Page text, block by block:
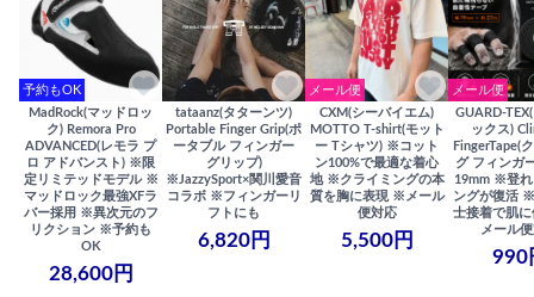
予約もOK
MadRock(マッドロッ
ク) Remora Pro
ADVANCED(レモラ プ
ロ アドバンスト) ※限
定リミテッドモデル ※
マッドロック最強XFラ
バー採用 ※異次元のフ
リクション ※予約も
OK
28,600円
tataanz(タターンツ)
Portable Finger Grip(ポ
ータブル フィンガー
グリップ)
※JazzySport×関川愛音
コラボ ※フィンガーリ
フトにも
6,820円
メール便
CXM(シーバイエム)
MOTTO T-shirt(モット
ー Tシャツ) ※コット
ン100%で最適な着心
地 ※クライミングの本
質を胸に表現 ※メール
便対応
5,500円
メール便
GUARD-
ックス)
FingerTape(
グ フィンガ
19mm ※登れ
ングが復活
士接着で肌
メール
990